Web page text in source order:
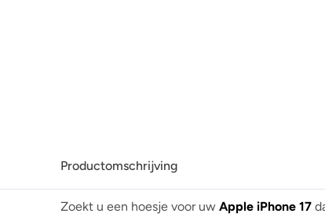
Productomschrijving
Zoekt u een hoesje voor uw Apple iPhone 17